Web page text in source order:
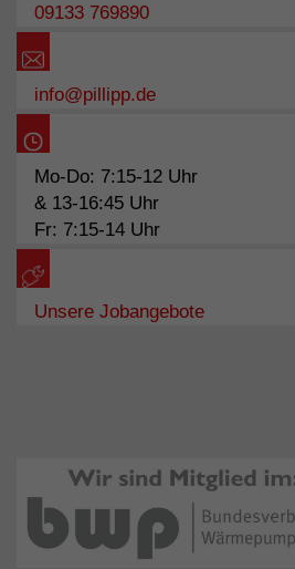
09133 769890
info@pillipp.de
Mo-Do: 7:15-12 Uhr
& 13-16:45 Uhr
Fr: 7:15-14 Uhr
Unsere Jobangebote